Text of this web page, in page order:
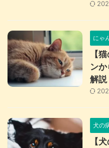
にゃ
【
ン
解説
犬の
【